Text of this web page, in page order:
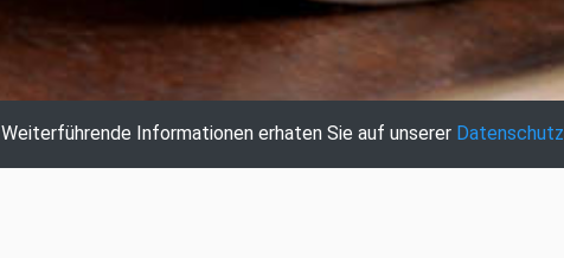
Weiterführende Informationen erhaten Sie auf unserer Datenschutz